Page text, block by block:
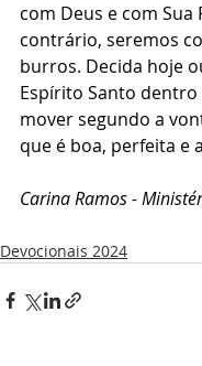
com Deus e com Sua
contrário, seremos
burros. Decida hoje
Espírito Santo dentro
mover segundo a
que é boa, perfeita e
Carina Ramos -
Devocionais 2024